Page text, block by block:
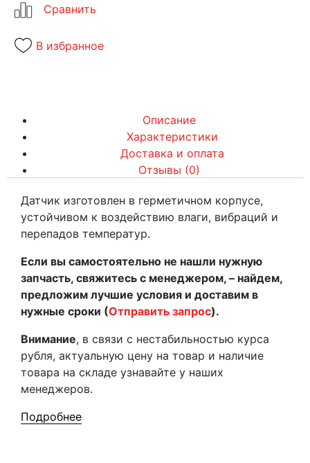
В избранное
Описание
Характеристики
Доставка и оплата
Отзывы (0)
Датчик изготовлен в герметичном корпусе,
устойчивом к воздействию влаги, вибраций и
перепадов температур.
Если вы самостоятельно не нашли нужную
запчасть, свяжитесь с менеджером, – найдем,
предложим лучшие условия и доставим в
нужные сроки (Отправить запрос).
Внимание, в связи с нестабильностью курса
рубля, актуальную цену на товар и наличие
товара на складе узнавайте у наших
менеджеров.
Подробнее